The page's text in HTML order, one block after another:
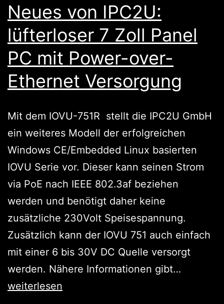
Neues von IPC2U:
lüfterloser 7 Zoll Panel
PC mit Power-over-
Ethernet Versorgung
Mit dem IOVU-751R stellt die IPC2U GmbH
ein weiteres Modell der erfolgreichen
Windows CE/Embedded Linux basierten
IOVU Serie vor. Dieser kann seinen Strom
via PoE nach IEEE 802.3af beziehen
werden und benötigt daher keine
zusätzliche 230Volt Speisespannung.
Zusätzlich kann der IOVU 751 auch einfach
mit einer 6 bis 30V DC Quelle versorgt
werden. Nähere Informationen gibt…
weiterlesen